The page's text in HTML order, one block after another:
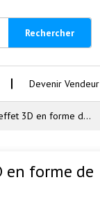
Rechercher
Devenir Vendeur
3D en forme d...
en forme de